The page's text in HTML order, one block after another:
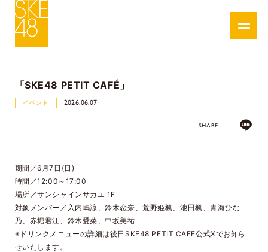
「SKE48 PETIT CAFÉ」
イベント 2026.06.07
SHARE
期間／6月7日(日)
時間／12:00～17:00
場所／サンシャインサカエ 1F
対象メンバー／入内嶋涼、鈴木恋奈、荒野姫楓、池田楓、青海ひな
乃、赤堀君江、鈴木愛菜、中坂美祐
※ドリンクメニューの詳細は後日SKE48 PETIT CAFE公式Xでお知ら
せいたします。